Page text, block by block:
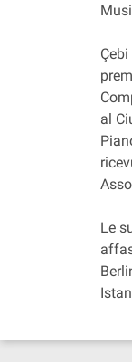
al
Le